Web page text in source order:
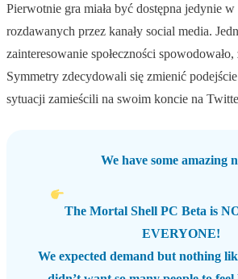
Pierwotnie gra miała być dostępna jedynie
rozdawanych przez kanały social media.
zainteresowanie społeczności
Symmetry zdecydowali się zmienić
sytuacji zamieścili na swoim koncie na
We have some amazing
The Mortal Shell PC Beta is
EVERYONE!
We expected demand but nothing